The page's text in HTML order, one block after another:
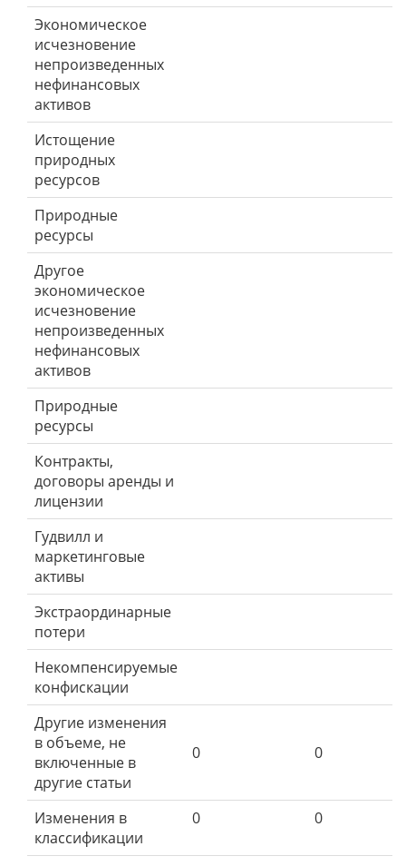
Экономическое
исчезновение
непроизведенных
нефинансовых
активов
Истощение
природных
ресурсов
Природные
ресурсы
Другое
экономическое
исчезновение
непроизведенных
нефинансовых
активов
Природные
ресурсы
Контракты,
договоры аренды и
лицензии
Гудвилл и
маркетинговые
активы
Экстраординарные
потери
Некомпенсируемые
конфискации
Другие изменения
в объеме, не
включенные в
другие статьи
0 0
Изменения в
классификации
0 0